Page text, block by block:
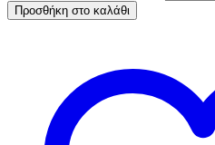
Προσθήκη στο καλάθι